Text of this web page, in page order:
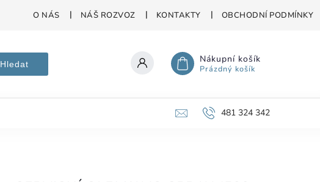
O NÁS NÁŠ ROZVOZ KONTAKTY OBCHODNÍ PODMÍNKY
Hledat Nákupní košík
Prázdný košík
481 324 342